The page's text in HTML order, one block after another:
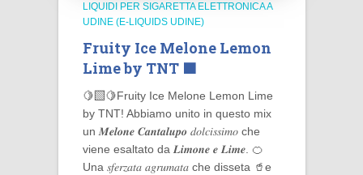
LIQUIDI PER SIGARETTA ELETTRONICA A
UDINE (E-LIQUIDS UDINE)
Fruity Ice Melone Lemon
Lime by TNT 🟧
🍋‍🟩🍋Fruity Ice Melone Lemon Lime
by TNT! Abbiamo unito in questo mix
un 𝑴𝒆𝒍𝒐𝒏𝒆 𝑪𝒂𝒏𝒕𝒂𝒍𝒖𝒑𝒐 𝑑𝑜𝑙𝑐𝑖𝑠𝑠𝑖𝑚𝑜 che
viene esaltato da 𝑳𝒊𝒎𝒐𝒏𝒆 𝒆 𝑳𝒊𝒎𝒆. 🍊
Una 𝑠𝑓𝑒𝑟𝑧𝑎𝑡𝑎 𝑎𝑔𝑟𝑢𝑚𝑎𝑡𝑎 che disseta 🥤e